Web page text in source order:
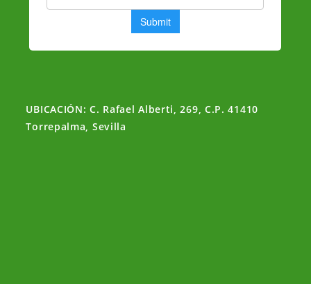
UBICACIÓN: C. Rafael Alberti, 269, C.P. 41410
Torrepalma, Sevilla